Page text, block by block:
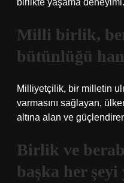
birlikte yaşama deneyimi.
Milli birlik,
bütünlüğü
Milliyetçilik, bir milletin
varmasını sağlayan,
altına alan ve
Birlik ve
başka her